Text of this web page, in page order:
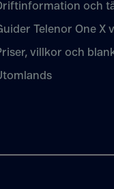
och
Telenor One X
villkor och